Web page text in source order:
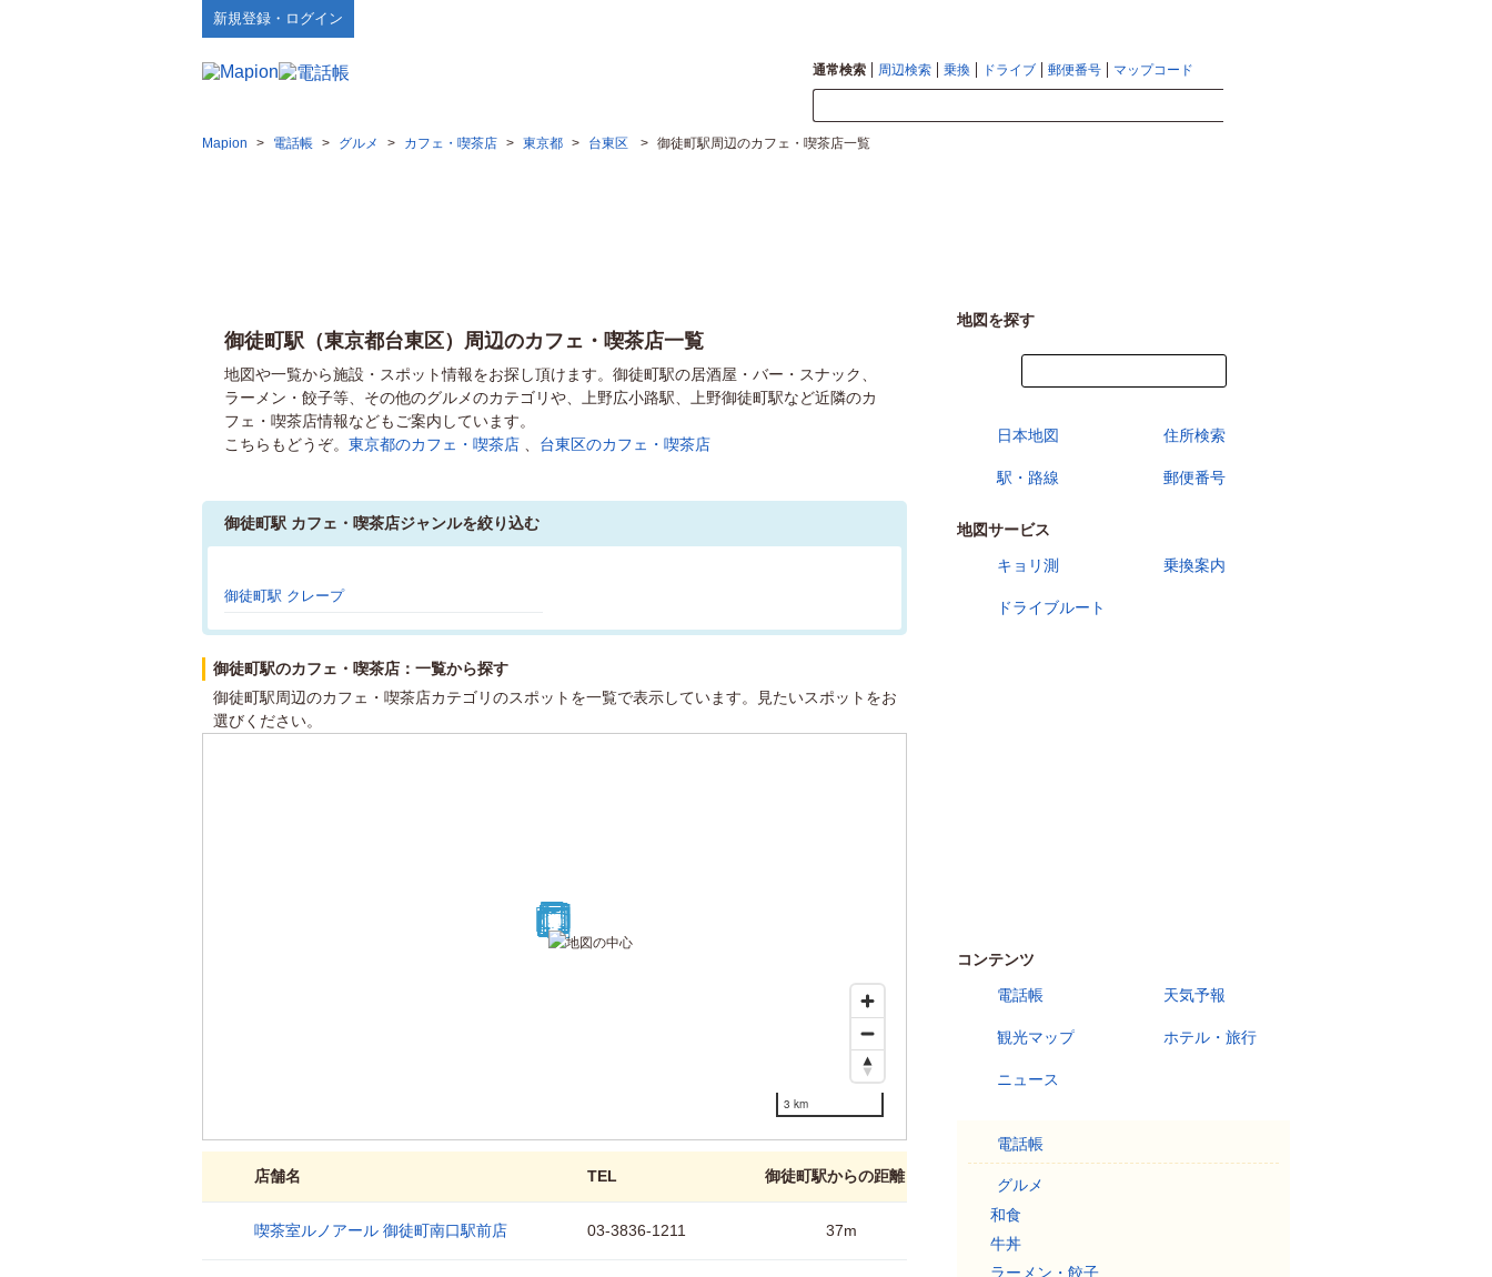
新規登録・ログイン
通常検索 周辺検索 乗換 ドライブ 郵便番号 マップコード
Mapion > 電話帳 > グルメ > カフェ・喫茶店 > 東京都 > 台東区 > 御徒町駅周辺のカフェ・喫茶店一覧
御徒町駅（東京都台東区）周辺のカフェ・喫茶店一覧
地図や一覧から施設・スポット情報をお探し頂けます。御徒町駅の居酒屋・バー・スナック、
ラーメン・餃子等、その他のグルメのカテゴリや、上野広小路駅、上野御徒町駅など近隣のカ
フェ・喫茶店情報などもご案内しています。
こちらもどうぞ。 東京都のカフェ・喫茶店 台東区のカフェ・喫茶店
御徒町駅 カフェ・喫茶店ジャンルを絞り込む
御徒町駅 クレープ
御徒町駅のカフェ・喫茶店：一覧から探す
御徒町駅周辺のカフェ・喫茶店カテゴリのスポットを一覧で表示しています。見たいスポットをお
選びください。
12
3
45
6
7
8
9
1011
12
13
14
15
16
17
18
1920
21
22
23
2425
26
27
28
29
30
3 km
店舗名 TEL 御徒町駅からの距離
喫茶室ルノアール 御徒町南口駅前店 03-3836-1211 37m
地図を探す
日本地図 住所検索
駅・路線 郵便番号
地図サービス
キョリ測
乗換案内
ドライブルート
コンテンツ
電話帳
天気予報
観光マップ ホテル・旅行
ニュース
電話帳
グルメ
和食
牛丼
ラーメン・餃子